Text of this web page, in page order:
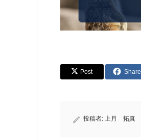
Post Share
投稿者: 上月 拓真